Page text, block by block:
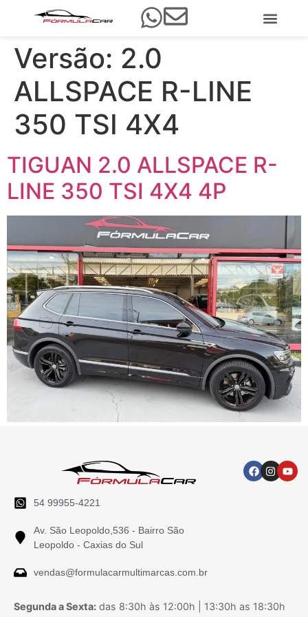
Versão: 2.0
ALLSPACE R-LINE
350 TSI 4X4
TIGUAN 2.0 ALLSPACE R-
LINE 350 TSI 4X4 4P
54 99955-4221
Av. São Leopoldo,536 - Bairro São
Leopoldo - Caxias do Sul
vendas@formulacarmultimarcas.com.br
Segunda a Sexta: das 8:30h às 12:00h | 13:30h as 18:30h